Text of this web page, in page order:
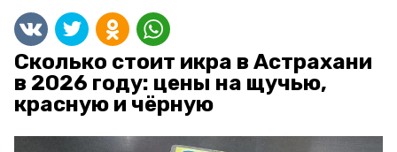
Сколько стоит икра в Астрахани
в 2026 году: цены на щучью,
красную и чёрную